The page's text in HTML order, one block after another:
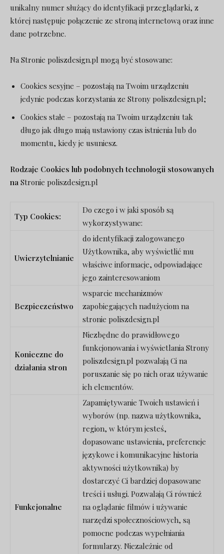
unikalny numer służący do identyfikacji przeglądarki, z
której następuje połączenie ze stroną internetową oraz inne
dane potrzebne.
Na Stronie poliszdesign.pl mogą być stosowane:
Cookies sesyjne – pozostają na Twoim urządzeniu
jedynie podczas korzystania ze Strony poliszdesign.pl;
Cookies stałe – pozostają na Twoim urządzeniu tak
długo jak długo mają ustawiony czas istnienia lub do
momentu, kiedy je usuniesz.
Rodzaje Cookies lub podobnych technologii stosowanych
na Stronie poliszdesign.pl
Typ Cookies:
Do czego i w jaki sposób są
wykorzystywane:
Uwierzytelnianie
do identyfikacji zalogowanego
Użytkownika, aby wyświetlić mu
właściwe informacje, odpowiadające
jego zainteresowaniom
Bezpieczeństwo
wsparcie mechanizmów
zapobiegających nadużyciom na
stronie poliszdesign.pl
Konieczne do
działania stron
Niezbędne do prawidłowego
funkcjonowania i wyświetlania Strony
poliszdesign.pl pozwalają Ci na
poruszanie się po nich oraz używanie
ich elementów.
Funkcjonalne
Zapamiętywanie Twoich ustawień i
wyborów (np. nazwa użytkownika,
region, w którym jesteś,
dopasowane ustawienia, preferencje
językowe i komunikacyjne historia
aktywności użytkownika) by
dostarczyć Ci bardziej dopasowane
treści i usługi. Pozwalają Ci również
na oglądanie filmów i używanie
narzędzi społecznościowych, są
pomocne podczas wypełniania
formularzy. Niezależnie od